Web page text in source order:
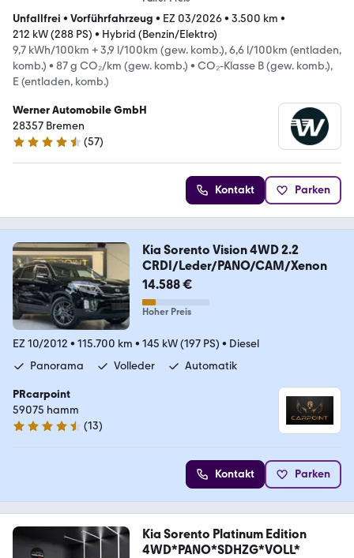
Unfallfrei • Vorführfahrzeug • EZ 03/2026• 3.500 km •
212 kW (288 PS) • Hybrid (Benzin/Elektro)
9,7 kWh/100km + 3,9 l/100km (gew. komb.), 6,6 l/100km (entladen,
komb.) • 87 g CO₂/km (gew. komb.) • CO₂-Klasse B (gew. komb.),
E (entladen, komb.)
Werner Automobile GmbH
28357 Bremen
4.6 Sterne
(57)
Kontakt Parken
Kia Sorento Vision 4WD 2.2
CRDI/Leder/PANO/CAM/Xenon
14.588 €
Hoher Preis
EZ 10/2012 • 115.700 km • 145 kW (197 PS) • Diesel
Panorama
Volleder Automatik
PRcarpoint
59075 hamm
4.5 Sterne
(13)
Kontakt Parken
Kia Sorento Platinum Edition
4WD*PANO*SDHZG*VOLL*